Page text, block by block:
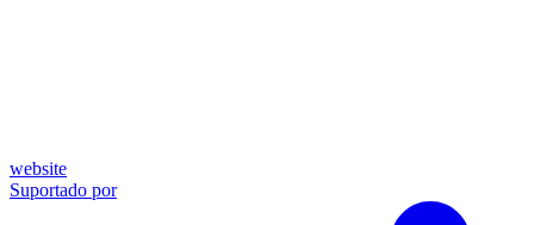
website
Suportado por